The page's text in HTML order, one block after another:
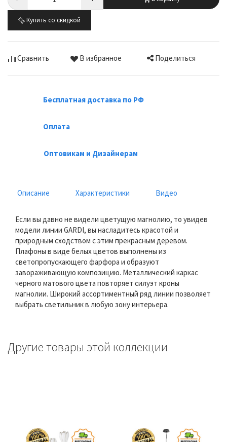
Купить со скидкой
Сравнить В избранное Поделиться
Бесплатная доставка по РФ
Оплата
Оптовикам и Дизайнерам
Описание Характеристики Видео
Если вы давно не видели цветущую магнолию, то увидев
модели линии GARDI, вы насладитесь красотой и
природным сходством с этим прекрасным деревом.
Плафоны в виде белых цветов выполнены из
светопропускающего фарфора и образуют
завораживающую композицию. Металлический каркас
черного матового цвета повторяет силуэт кроны
магнолии. Широкий ассортиментный ряд линии позволяет
выбрать светильник в любую зону интерьера.
Другие товары этой коллекции